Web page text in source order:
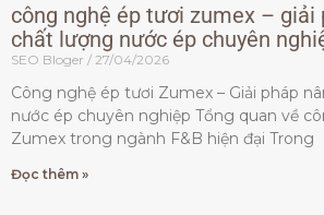
công nghệ ép tươi zumex – giải
chất lượng nước ép chuyên
SEO Bloger 27/04/2026
Công nghệ ép tươi Zumex – Giải pháp
nước ép chuyên nghiệp Tổng quan về
Zumex trong ngành F&B hiện đại Trong
Đọc thêm »